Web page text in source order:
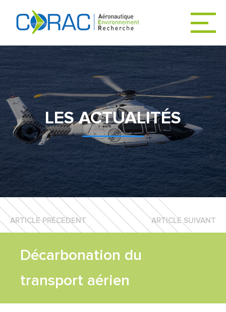
ACCUEIL
ACTUALITÉS
LE CORAC
DÉCARBONER
L’AVIATION
FEUILLE DE
LES ACTUALITÉS
ARTICLE PRÉCEDENT ARTICLE SUIVANT
Décarbonation du
transport aérien